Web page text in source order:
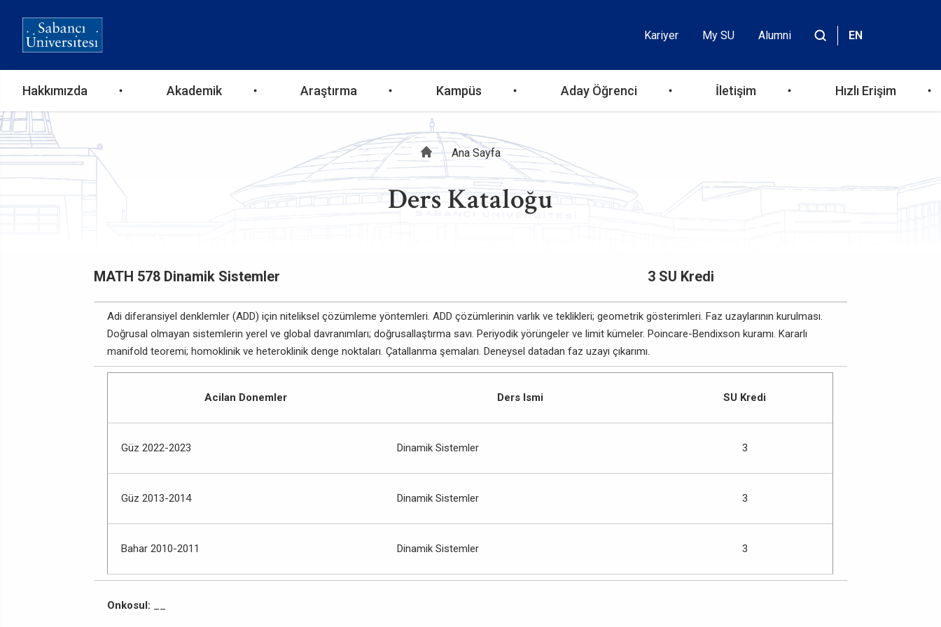
Header
Top
Kariyer My SU
Alumni
EN
Ana
gezinti
menüsü
Hakkımızda Akademik Araştırma Kampüs Aday Öğrenci İletişim Hızlı Erişim
Sayfa
yolu
Ana Sayfa
Ders Kataloğu
MATH 578 Dinamik Sistemler 3 SU Kredi
Adi diferansiyel denklemler (ADD) için niteliksel çözümleme yöntemleri. ADD çözümlerinin varlık ve teklikleri; geometrik gösterimleri. Faz uzaylarının kurulması.
Doğrusal olmayan sistemlerin yerel ve global davranımları; doğrusallaştırma savı. Periyodik yörüngeler ve limit kümeler. Poincare-Bendixson kuramı. Kararlı
manifold teoremi; homoklinik ve heteroklinik denge noktaları. Çatallanma şemaları. Deneysel datadan faz uzayı çıkarımı.
Acilan Donemler Ders Ismi SU Kredi
Güz 2022-2023 Dinamik Sistemler 3
Güz 2013-2014 Dinamik Sistemler 3
Bahar 2010-2011 Dinamik Sistemler 3
Onkosul: